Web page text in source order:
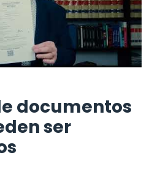
documentos
ser